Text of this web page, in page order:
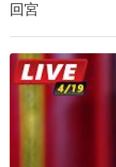
回宮